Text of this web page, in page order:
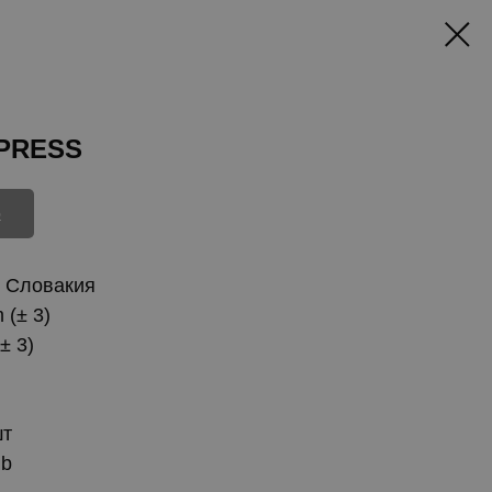
Словакия
(± 3)
3)